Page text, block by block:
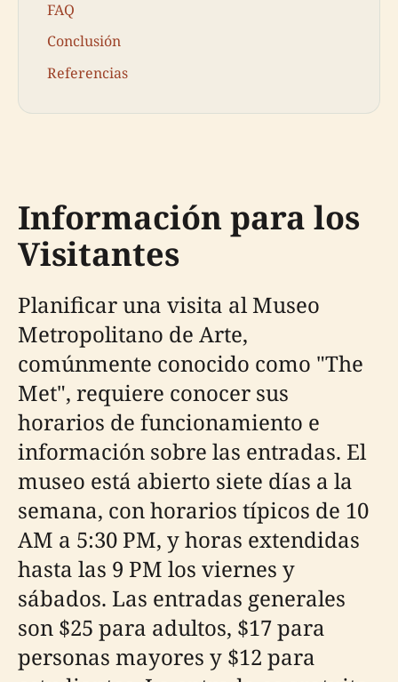
FAQ
Conclusión
Referencias
Información para los
Visitantes
Planificar una visita al Museo
Metropolitano de Arte,
comúnmente conocido como "The
Met", requiere conocer sus
horarios de funcionamiento e
información sobre las entradas. El
museo está abierto siete días a la
semana, con horarios típicos de 10
AM a 5:30 PM, y horas extendidas
hasta las 9 PM los viernes y
sábados. Las entradas generales
son $25 para adultos, $17 para
personas mayores y $12 para